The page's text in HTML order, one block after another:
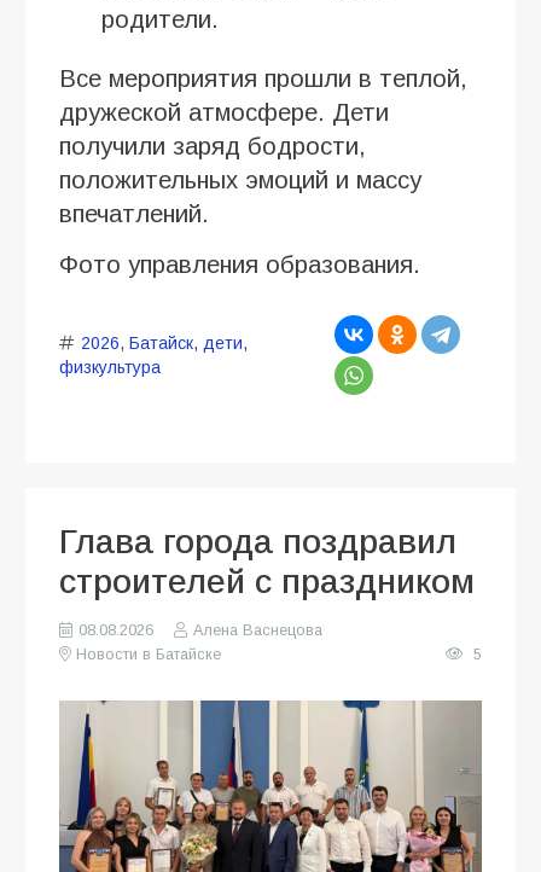
родители.
Все мероприятия прошли в теплой,
дружеской атмосфере. Дети
получили заряд бодрости,
положительных эмоций и массу
впечатлений.
Фото управления образования.
2026, Батайск, дети,
физкультура
Глава города поздравил
строителей с праздником
08.08.2026
Алена Васнецова
Новости в Батайске
5